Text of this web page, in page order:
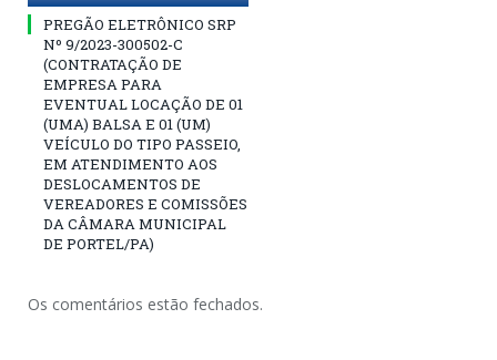
PREGÃO ELETRÔNICO SRP
Nº 9/2023-300502-C
(CONTRATAÇÃO DE
EMPRESA PARA
EVENTUAL LOCAÇÃO DE 01
(UMA) BALSA E 01 (UM)
VEÍCULO DO TIPO PASSEIO,
EM ATENDIMENTO AOS
DESLOCAMENTOS DE
VEREADORES E COMISSÕES
DA CÂMARA MUNICIPAL
DE PORTEL/PA)
Os comentários estão fechados.